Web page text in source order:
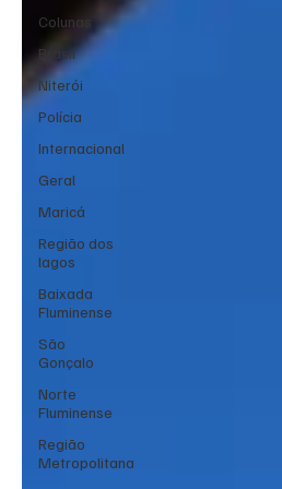
Colunas
Brasil
Niterói
Polícia
Internacional
Geral
Maricá
Região dos
lagos
Baixada
Fluminense
São
Gonçalo
Norte
Fluminense
Região
Metropolitana